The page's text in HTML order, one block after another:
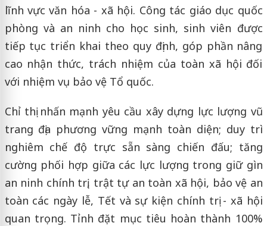
lĩnh vực văn hóa - xã hội. Công tác giáo dục quốc
phòng và an ninh cho học sinh, sinh viên được
tiếp tục triển khai theo quy định, góp phần nâng
cao nhận thức, trách nhiệm của toàn xã hội đối
với nhiệm vụ bảo vệ Tổ quốc.
Chỉ thị nhấn mạnh yêu cầu xây dựng lực lượng vũ
trang địa phương vững mạnh toàn diện; duy trì
nghiêm chế độ trực sẵn sàng chiến đấu; tăng
cường phối hợp giữa các lực lượng trong giữ gìn
an ninh chính trị, trật tự an toàn xã hội, bảo vệ an
toàn các ngày lễ, Tết và sự kiện chính trị - xã hội
quan trọng. Tỉnh đặt mục tiêu hoàn thành 100%